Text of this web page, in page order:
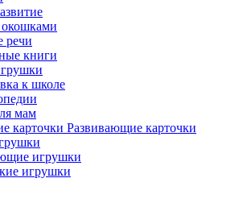
речи
книги
к школе
мам
Развивающие карточки
игрушки
игрушки